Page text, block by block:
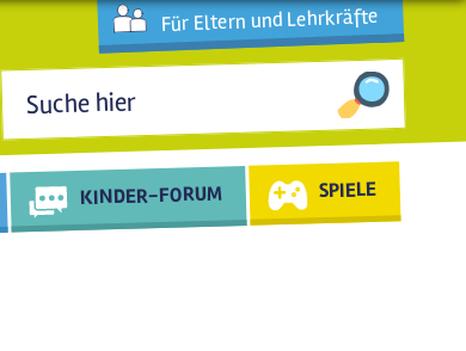
Für Eltern und Lehrkräfte
Suchformular
KINDER-FORUM SPIELE